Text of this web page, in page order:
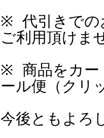
※ 代引きでの
ご利用頂けま
※ 商品をカー
ール便（クリ
今後ともよろ